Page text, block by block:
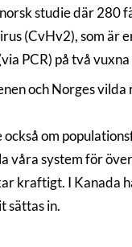
studie där 280
(CvHv2), som är
PCR) på två
och Norges
om
våra system för
kraftigt. I Kanada
sättas in.